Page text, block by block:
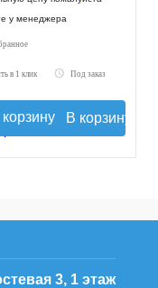
у менеджера
в 1 клик Под заказ
В корзину
3, 1 этаж